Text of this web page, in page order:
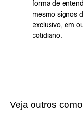
forma de
mesmo signos
exclusivo, em
cotidiano.
Veja outros